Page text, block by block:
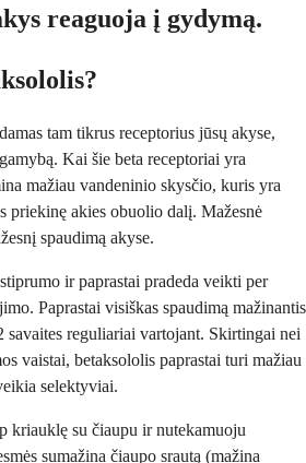
reaguoja į gydymą.
tam tikrus receptorius jūsų akyse,
Kai šie beta receptoriai yra
mažiau vandeninio skysčio, kuris yra
priekinę akies obuolio dalį. Mažesnė
spaudimą akyse.
ir paprastai pradeda veikti per
Paprastai visiškas spaudimą mažinantis
savaites reguliariai vartojant. Skirtingai nei
vaistai, betaksololis paprastai turi mažiau
selektyviai.
kriauklę su čiaupu ir nutekamuoju
sumažina čiaupo srautą (mažina